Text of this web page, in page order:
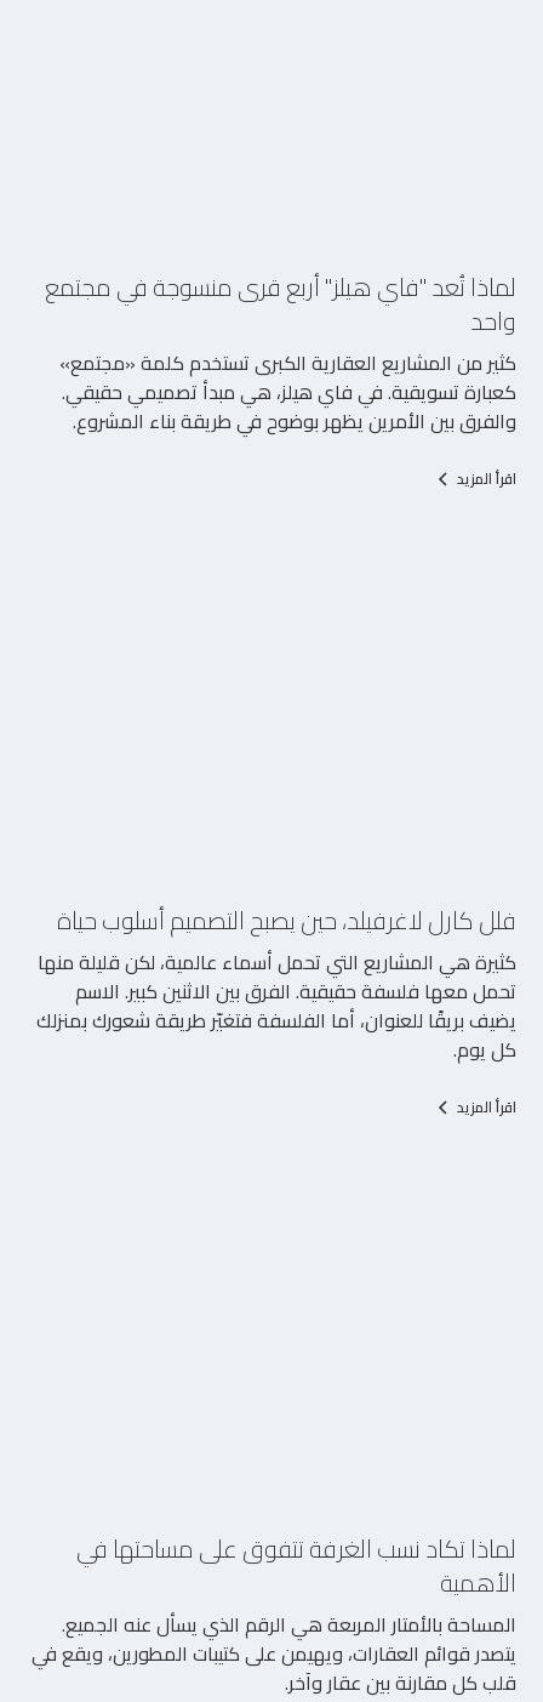
لماذا تُعد "فاي هيلز" أربع قرى منسوجة في مجتمع
واحد
كثير من المشاريع العقارية الكبرى تستخدم كلمة «مجتمع»
كعبارة تسويقية. في فاي هيلز، هي مبدأ تصميمي حقيقي.
والفرق بين الأمرين يظهر بوضوح في طريقة بناء المشروع.
اقرأ المزيد
فلل كارل لاغرفيلد، حين يصبح التصميم أسلوب حياة
كثيرة هي المشاريع التي تحمل أسماء عالمية، لكن قليلة منها
تحمل معها فلسفة حقيقية. الفرق بين الاثنين كبير. الاسم
يضيف بريقًا للعنوان، أما الفلسفة فتغيّر طريقة شعورك بمنزلك
كل يوم.
اقرأ المزيد
لماذا تكاد نسب الغرفة تتفوق على مساحتها في
الأهمية
المساحة بالأمتار المربعة هي الرقم الذي يسأل عنه الجميع.
يتصدر قوائم العقارات، ويهيمن على كتيبات المطورين، ويقع في
قلب كل مقارنة بين عقار وآخر.